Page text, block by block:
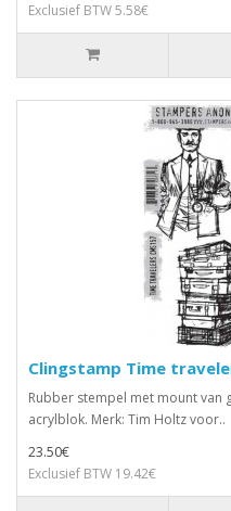
Exclusief BTW 5.58€
Clingstamp Time
Rubber stempel met mount van
acrylblok. Merk: Tim Holtz voor..
23.50€
Exclusief BTW 19.42€